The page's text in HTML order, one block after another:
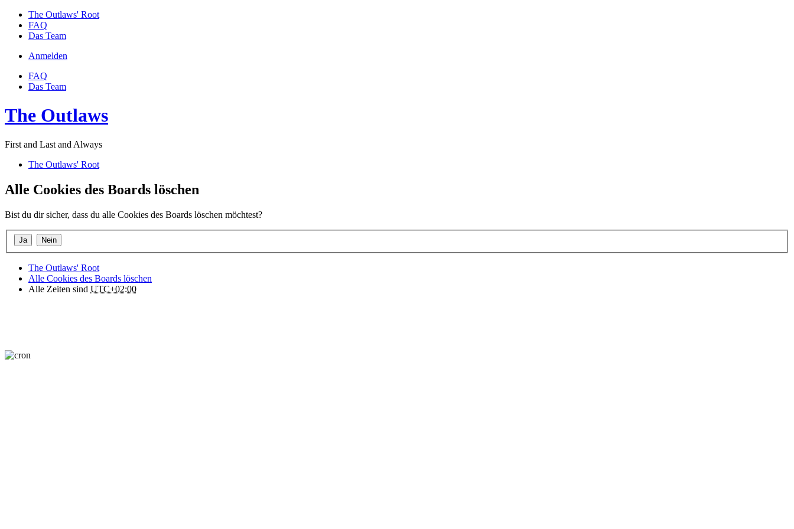
The Outlaws' Root
FAQ
Das Team
Anmelden
FAQ
Das Team
The Outlaws
First and Last and Always
The Outlaws' Root
Alle Cookies des Boards löschen
Bist du dir sicher, dass du alle Cookies des Boards löschen möchtest?
The Outlaws' Root
Alle Cookies des Boards löschen
Alle Zeiten sind UTC+02:00